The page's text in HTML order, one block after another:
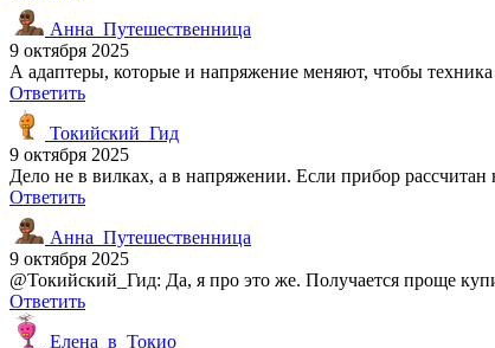
Анна_Путешественница
9 октября 2025
А адаптеры, которые и напряжение меняют, чтобы техника
Ответить
Токийский_Гид
9 октября 2025
Дело не в вилках, а в напряжении. Если прибор рассчитан
Ответить
Анна_Путешественница
9 октября 2025
@Токийский_Гид: Да, я про это же. Получается проще
Ответить
Елена_в_Токио